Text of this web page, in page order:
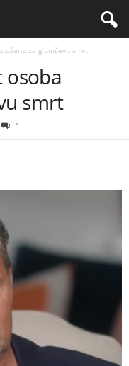
za glumčevu smrt
osoba
smrt
1